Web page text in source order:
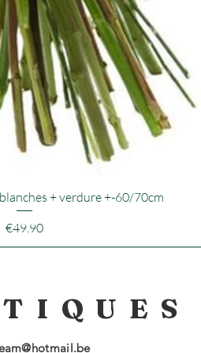
+ verdure +-60/70cm
Price
€49.90